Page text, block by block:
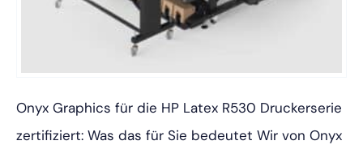
Onyx Graphics für die HP Latex R530 Druckerserie
zertifiziert: Was das für Sie bedeutet Wir von Onyx